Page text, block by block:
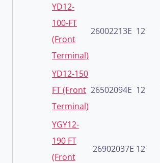
YD12-
100-FT
(Front
Terminal)
26002213E 12
YD12-150
FT (Front
Terminal)
26502094E 12
YGY12-
190 FT
(Front
26902037E 12